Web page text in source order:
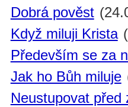
Dobrá pověst
Když miluji Krista
Především se za
Jak ho Bůh miluje
Neustupovat